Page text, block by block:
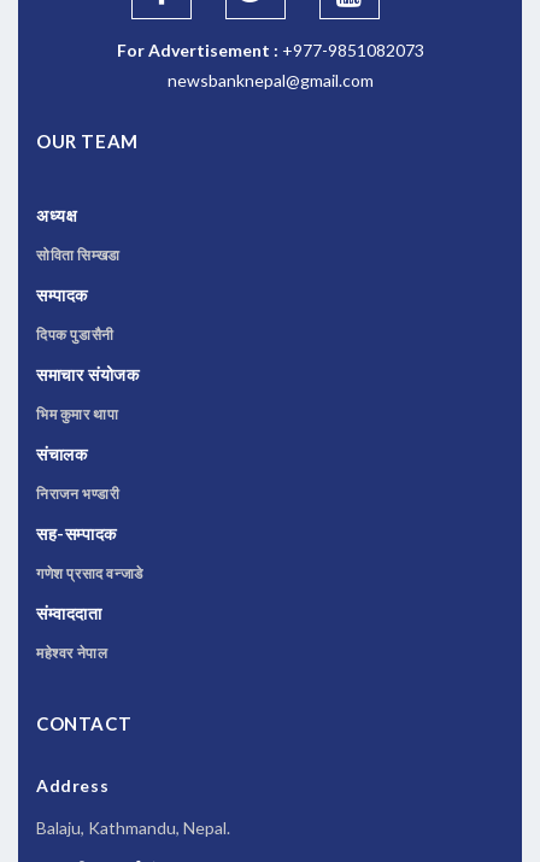
For Advertisement : +977-9851082073
newsbanknepal@gmail.com
OUR TEAM
अध्यक्ष
सोविता सिम्खडा
सम्पादक
दिपक पुडासैनी
समाचार संयोजक
भिम कुमार थापा
संचालक
निराजन भण्डारी
सह-सम्पादक
गणेश प्रसाद वन्जाडे
संम्वाददाता
महेश्वर नेपाल
CONTACT
Address
Balaju, Kathmandu, Nepal.